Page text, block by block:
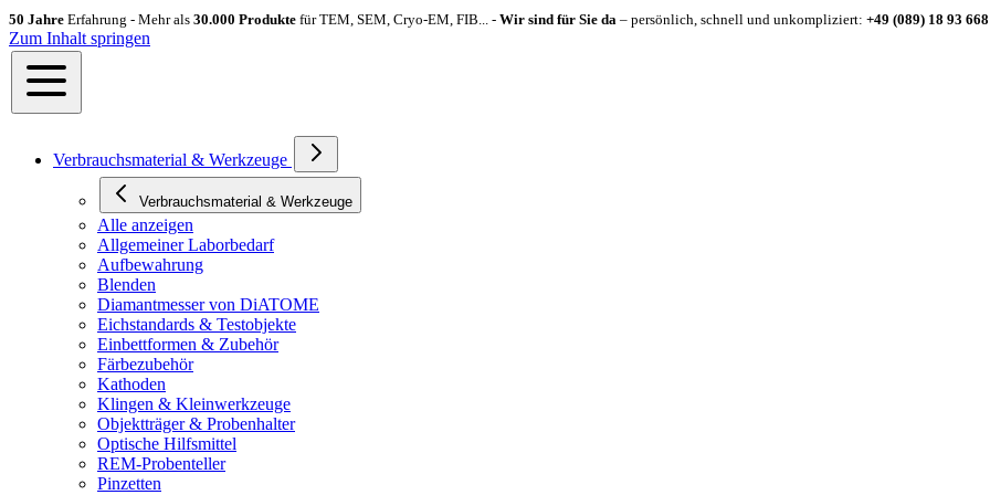
50 Jahre Erfahrung - Mehr als 30.000 Produkte für TEM, SEM, Cryo-EM, FIB... - Wir sind für Sie da – persönlich, schnell und unkompliziert: +49 (089) 18 93
Zum Inhalt springen
Verbrauchsmaterial & Werkzeuge
Verbrauchsmaterial & Werkzeuge
Alle anzeigen
Allgemeiner Laborbedarf
Aufbewahrung
Blenden
Diamantmesser von DiATOME
Eichstandards & Testobjekte
Einbettformen & Zubehör
Färbezubehör
Kathoden
Klingen & Kleinwerkzeuge
Objektträger & Probenhalter
Optische Hilfsmittel
REM-Probenteller
Pinzetten